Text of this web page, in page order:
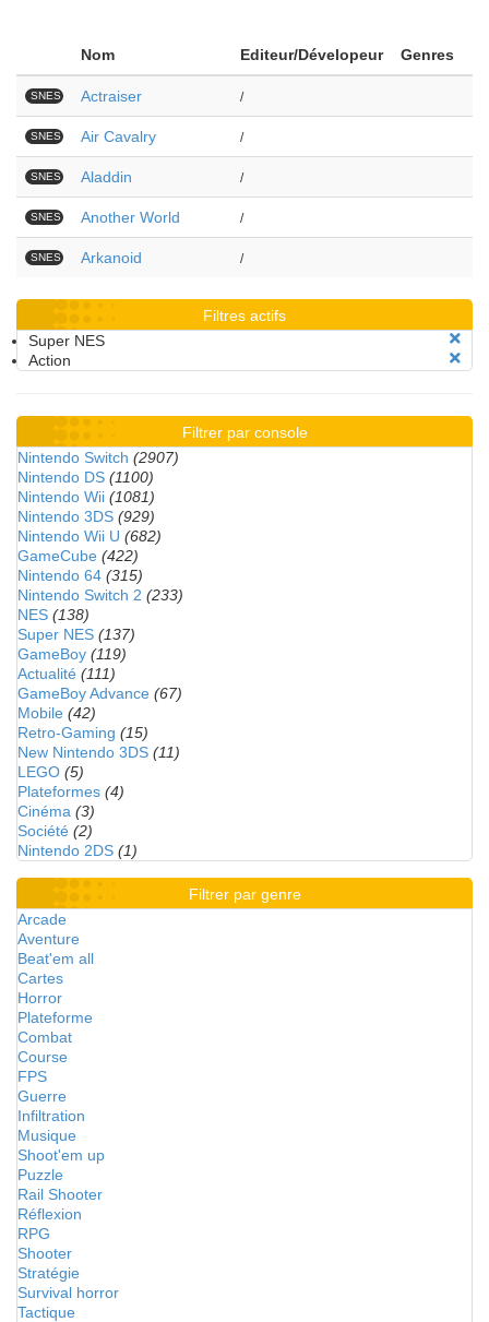
Nom Editeur/Dévelopeur Genres
SNES Actraiser /
SNES Air Cavalry /
SNES Aladdin /
SNES Another World /
SNES Arkanoid /
Filtres actifs
Super NES
Action
Filtrer par console
Nintendo Switch (2907)
Nintendo DS (1100)
Nintendo Wii (1081)
Nintendo 3DS (929)
Nintendo Wii U (682)
GameCube (422)
Nintendo 64 (315)
Nintendo Switch 2 (233)
NES (138)
Super NES (137)
GameBoy (119)
Actualité (111)
GameBoy Advance (67)
Mobile (42)
Retro-Gaming (15)
New Nintendo 3DS (11)
LEGO (5)
Plateformes (4)
Cinéma (3)
Société (2)
Nintendo 2DS (1)
Filtrer par genre
Arcade
Aventure
Beat'em all
Cartes
Horror
Plateforme
Combat
Course
FPS
Guerre
Infiltration
Musique
Shoot'em up
Puzzle
Rail Shooter
Réflexion
RPG
Shooter
Stratégie
Survival horror
Tactique